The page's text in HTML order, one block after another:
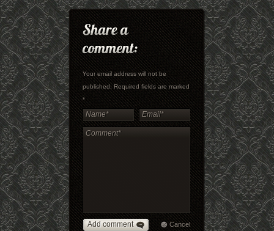
Your email address will not be
published. Required fields are marked
*
Add comment Cancel